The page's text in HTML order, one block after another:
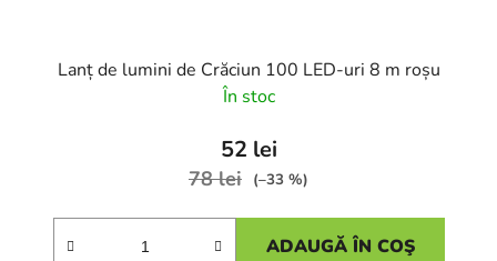
Lanț de lumini de Crăciun 100 LED-uri 8 m roșu
În stoc
52 lei
78 lei (–33 %)
ADAUGĂ ÎN COŞ